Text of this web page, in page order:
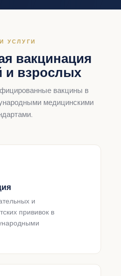
УСЛУГИ
вакцинация
и взрослых
вакцины в
медицинскими
и
прививок в